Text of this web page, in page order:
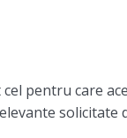
pentru care
solicitate